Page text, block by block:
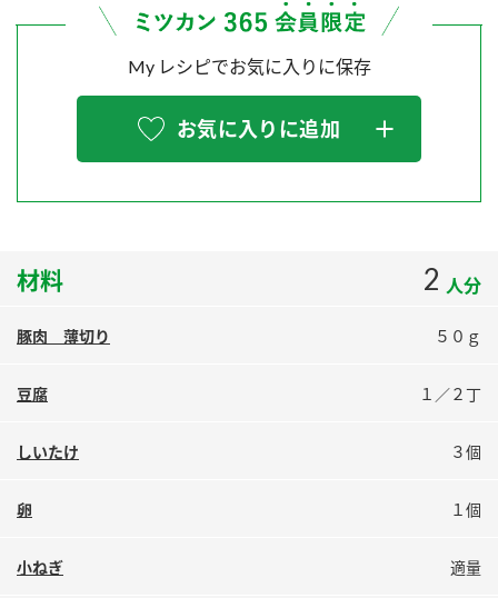
ふりかけ おすしの素
炊き込みご飯の素 米飯用調味液
納豆のサイト
スペシャルサイト
すしラボ
ZENB initiative
MIM（ミツカンミュージアム）
お客様相談センター
お客様の声をいかしました
販売終了製品のご案内
よくあるご質問
My レシピでお気に入りに保存
お気に入りに追加
材料 2 人分
豚肉 薄切り ５０ｇ
豆腐 １／２丁
しいたけ ３個
卵 １個
小ねぎ 適量